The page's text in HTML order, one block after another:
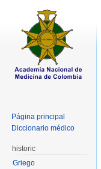
Página principal
Diccionario médico
historic
Griego